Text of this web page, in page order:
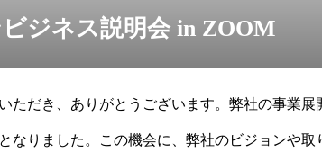
ジネス説明会 in ZOOM
ただき、ありがとうございます。弊社の事業
なりました。この機会に、弊社のビジョンや